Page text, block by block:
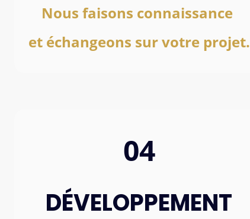
Nous faisons connaissance
et échangeons sur votre projet.
04
DÉVELOPPEMENT